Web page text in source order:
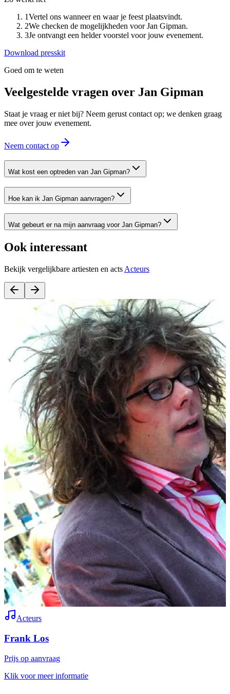
1Vertel ons wanneer en waar je feest plaatsvindt.
2We checken de mogelijkheden voor Jan Gipman.
3Je ontvangt een helder voorstel voor jouw evenement.
Download presskit
Goed om te weten
Veelgestelde vragen over Jan Gipman
Staat je vraag er niet bij? Neem gerust contact op; we denken graag
mee over jouw evenement.
Neem contact op
Wat kost een optreden van Jan Gipman?
Hoe kan ik Jan Gipman aanvragen?
Wat gebeurt er na mijn aanvraag voor Jan Gipman?
Ook interessant
Bekijk vergelijkbare artiesten en acts Acteurs
Acteurs
Frank Los
Prijs op aanvraag
Klik voor meer informatie